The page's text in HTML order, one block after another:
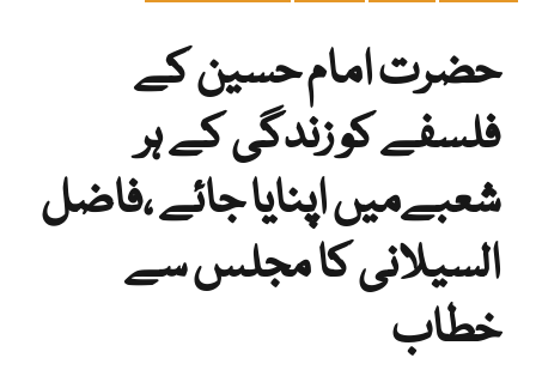
حضرت امام حسین کے
فلسفے کو زندگی کے ہر
شعبےمیں اپنایا جائے ،فاضل
السیلانی کا مجلس سے
خطاب